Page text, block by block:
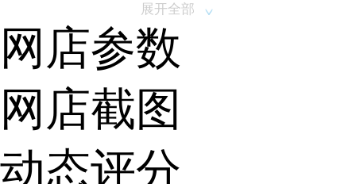
地区家装家饰天
猫旗舰店出售/转
让,该店铺主营类
展开全部
网店参数
网店截图
动态评分